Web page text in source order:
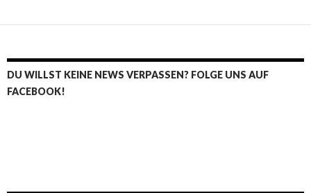
DU WILLST KEINE NEWS VERPASSEN? FOLGE UNS AUF
FACEBOOK!